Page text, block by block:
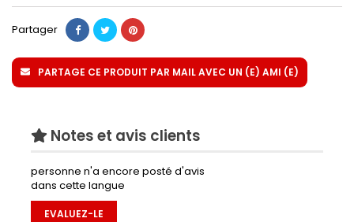
Partager
PARTAGE CE PRODUIT PAR MAIL AVEC UN (E) AMI (E)
Notes et avis clients
personne n'a encore posté d'avis
dans cette langue
EVALUEZ-LE